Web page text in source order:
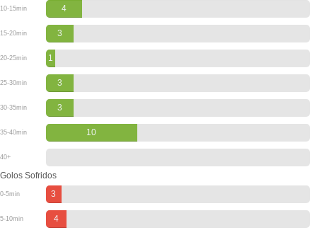
10-15min 4
15-20min 3
20-25min 1
25-30min 3
30-35min 3
35-40min 10
40+
Golos Sofridos
0-5min 3
5-10min 4